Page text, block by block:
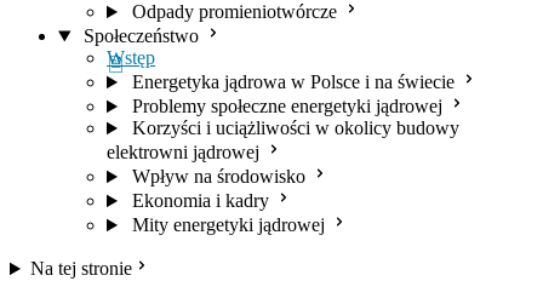
Odpady promieniotwórcze
Społeczeństwo
Wstęp
Energetyka jądrowa w Polsce i na świecie
Problemy społeczne energetyki jądrowej
Korzyści i uciążliwości w okolicy budowy
elektrowni jądrowej
Wpływ na środowisko
Ekonomia i kadry
Mity energetyki jądrowej
Na tej stronie